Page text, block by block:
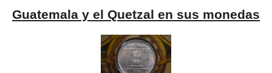
Guatemala y el Quetzal en sus monedas